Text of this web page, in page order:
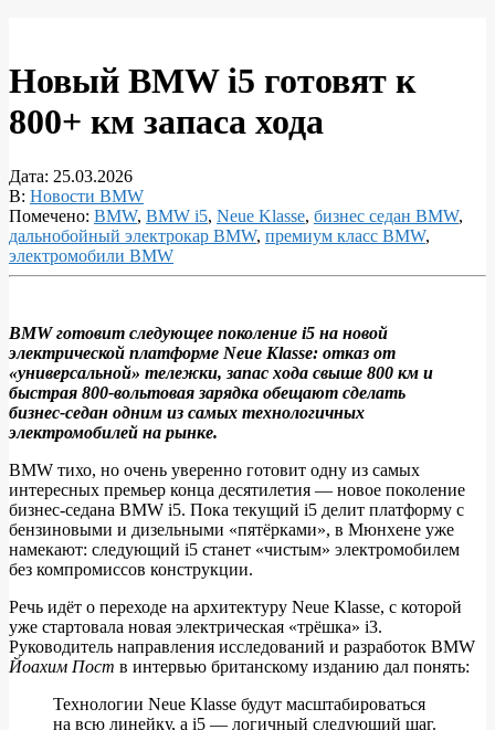
Новый BMW i5 готовят к
800+ км запаса хода
Дата: 25.03.2026
В: Новости BMW
Помечено: BMW, BMW i5, Neue Klasse, бизнес седан BMW,
дальнобойный электрокар BMW, премиум класс BMW,
электромобили BMW
Новый
BMW
i5
готовят
к
800+
км
запаса
хода
BMW готовит следующее поколение i5 на новой
электрической платформе Neue Klasse: отказ от
«универсальной» тележки, запас хода свыше 800 км и
быстрая 800‑вольтовая зарядка обещают сделать
бизнес‑седан одним из самых технологичных
электромобилей на рынке.
BMW тихо, но очень уверенно готовит одну из самых
интересных премьер конца десятилетия — новое поколение
бизнес‑седана BMW i5. Пока текущий i5 делит платформу с
бензиновыми и дизельными «пятёрками», в Мюнхене уже
намекают: следующий i5 станет «чистым» электромобилем
без компромиссов конструкции.
Речь идёт о переходе на архитектуру Neue Klasse, с которой
уже стартовала новая электрическая «трёшка» i3.
Руководитель направления исследований и разработок BMW
Йоахим Пост в интервью британскому изданию дал понять:
Технологии Neue Klasse будут масштабироваться
на всю линейку, а i5 — логичный следующий шаг.